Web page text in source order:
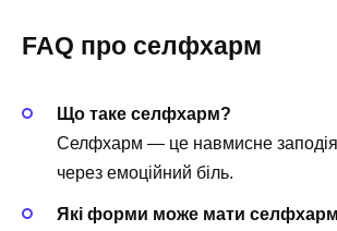
FAQ про селфхарм
Що таке селфхарм?
Селфхарм — це навмисне
через емоційний біль.
Які форми може мати